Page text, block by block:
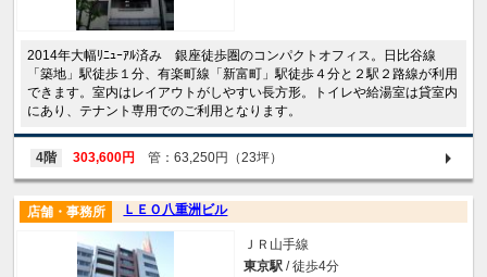
2014年大幅ﾘﾆｭｰｱﾙ済み 銀座徒歩圏のコンパクトオフィス。日比谷線
「築地」駅徒歩１分、有楽町線「新富町」駅徒歩４分と２駅２路線が利用
できます。室内はレイアウトがしやすい長方形。トイレや給湯室は貸室内
にあり、テナント専用でのご利用となります。
4階 303,600円 管：63,250円（23坪）
ＬＥＯ八重洲ビル
店舗・事務所
ＪＲ山手線
東京駅 / 徒歩4分